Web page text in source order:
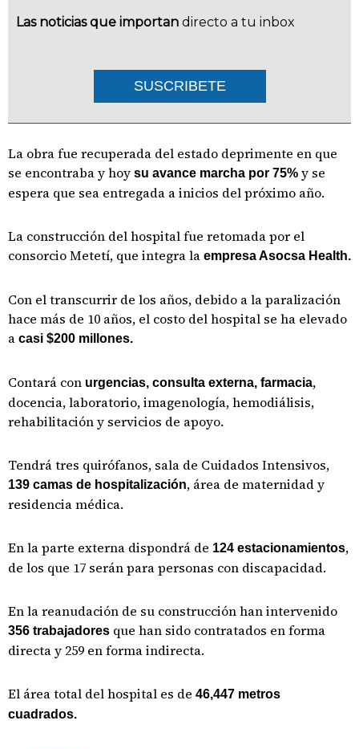
Las noticias que importan directo a tu inbox
SUSCRIBETE
La obra fue recuperada del estado deprimente en que
se encontraba y hoy su avance marcha por 75% y se
espera que sea entregada a inicios del próximo año.
La construcción del hospital fue retomada por el
consorcio Metetí, que integra la empresa Asocsa Health.
Con el transcurrir de los años, debido a la paralización
hace más de 10 años, el costo del hospital se ha elevado
a casi $200 millones.
Contará con urgencias, consulta externa, farmacia,
docencia, laboratorio, imagenología, hemodiálisis,
rehabilitación y servicios de apoyo.
Tendrá tres quirófanos, sala de Cuidados Intensivos,
139 camas de hospitalización, área de maternidad y
residencia médica.
En la parte externa dispondrá de 124 estacionamientos,
de los que 17 serán para personas con discapacidad.
En la reanudación de su construcción han intervenido
356 trabajadores que han sido contratados en forma
directa y 259 en forma indirecta.
El área total del hospital es de 46,447 metros
cuadrados.